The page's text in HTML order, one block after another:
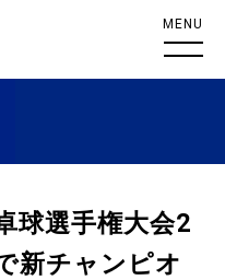
MENU
球選手権大会2
新チャンピオ